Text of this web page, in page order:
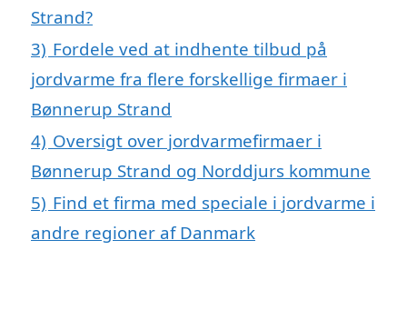
Strand?
3) Fordele ved at indhente tilbud på
jordvarme fra flere forskellige firmaer i
Bønnerup Strand
4) Oversigt over jordvarmefirmaer i
Bønnerup Strand og Norddjurs kommune
5) Find et firma med speciale i jordvarme i
andre regioner af Danmark